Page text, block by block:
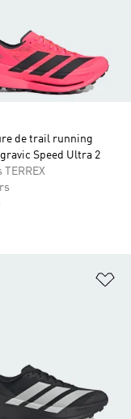
de trail running
Speed Ultra 2
TERREX
Liste de produits